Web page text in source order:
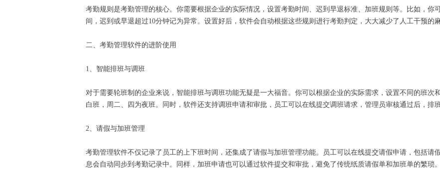
考勤规则是考勤管理的核心。你需要根据企业的实际情况，设置考勤时间、迟到早退标准、加班规则等。比如，你
间，迟到或早退超过10分钟记为异常。设置好后，软件会自动根据这些规则进行考勤判定，大大减少了人工干预的
二、考勤管理软件的进阶使用
1、智能排班与调班
对于需要轮班制的企业来说，智能排班与调班功能无疑是一大福音。你可以根据企业的实际需求，设置不同的班次
白班，周二、四为夜班。同时，软件还支持调班申请和审批，员工可以在线提交调班请求，管理员审核通过后，排
2、请假与加班管理
考勤管理软件不仅记录了员工的上下班时间，还集成了请假与加班管理功能。员工可以在线提交请假申请，包括请
息会自动同步到考勤记录中。同样，加班申请也可以通过软件提交和审批，避免了传统纸质请假单和加班单的繁琐。